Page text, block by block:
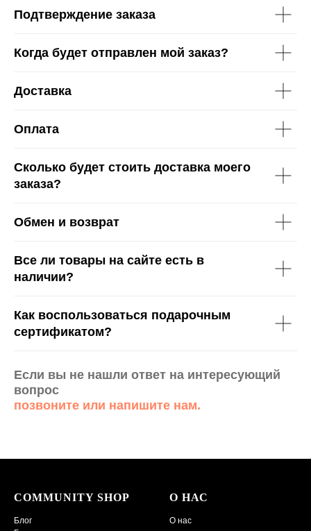
Подтверждение заказа
Когда будет отправлен мой заказ?
Доставка
Оплата
Сколько будет стоить доставка моего
заказа?
Обмен и возврат
Все ли товары на сайте есть в
наличии?
Как воспользоваться подарочным
сертификатом?
Если вы не нашли ответ на интересующий
вопрос
позвоните или напишите нам.
COMMUNITY SHOP
Блог
О НАС
О нас